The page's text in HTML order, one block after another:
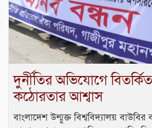
দুর্নীতির অভিযোগে
কঠোরতার আশ্বাস
বাংলাদেশ উন্মুক্ত বিশ্ববিদ্যালয়